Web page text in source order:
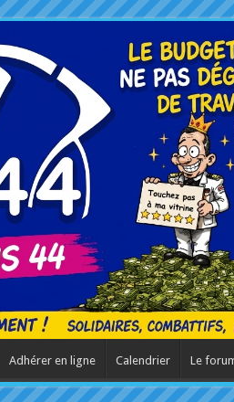
Adhérer en ligne Calendrier Le